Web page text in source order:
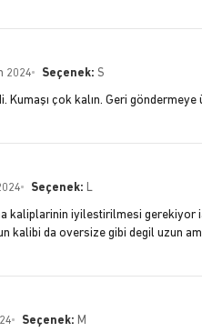
2024 Seçenek: S
Kumaşı çok kalın. Geri
Seçenek: L
kaliplarinin iyilestirilmesi gerekiyor
kalibi da oversize gibi degil uzun
Seçenek: M